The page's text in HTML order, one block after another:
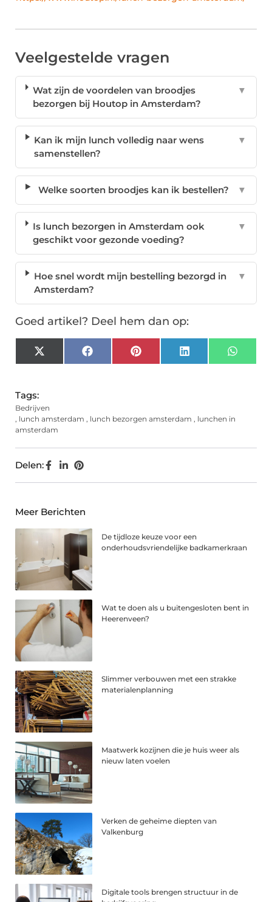
Veelgestelde vragen
Wat zijn de voordelen van broodjes
bezorgen bij Houtop in Amsterdam?
▼
Kan ik mijn lunch volledig naar wens
samenstellen?
▼
Welke soorten broodjes kan ik bestellen? ▼
Is lunch bezorgen in Amsterdam ook
geschikt voor gezonde voeding?
▼
Hoe snel wordt mijn bestelling bezorgd in
Amsterdam?
▼
Goed artikel? Deel hem dan op:
X
(Twitter)
FacebookPinterest LinkedIn
Tags:
Bedrijven
, lunch amsterdam , lunch bezorgen amsterdam , lunchen in
amsterdam
Delen:
Meer Berichten
De tijdloze keuze voor een
onderhoudsvriendelijke badkamerkraan
Wat te doen als u buitengesloten bent in
Heerenveen?
Slimmer verbouwen met een strakke
materialenplanning
Maatwerk kozijnen die je huis weer als
nieuw laten voelen
Verken de geheime diepten van
Valkenburg
Digitale tools brengen structuur in de